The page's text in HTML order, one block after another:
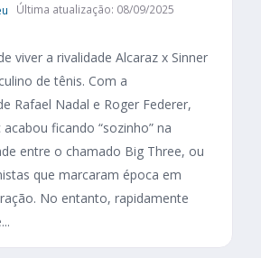
Última atualização: 08/09/2025
viver a rivalidade Alcaraz x Sinner
de tênis. Com a
Rafael Nadal e Roger Federer,
ficando “sozinho” na
entre o chamado Big Three, ou
que marcaram época em
No entanto, rapidamente